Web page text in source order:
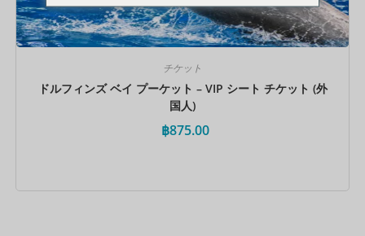
チケット
ドルフィンズ ベイ プーケット – VIP シート チケット (外
国人)
฿875.00